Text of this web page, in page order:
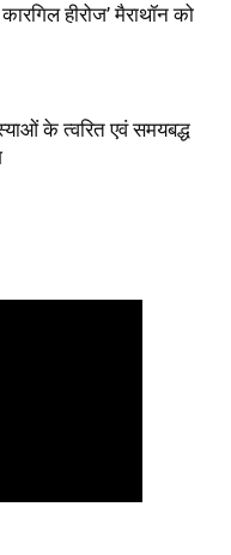
हीरोज’ मैराथॉन को
के त्वरित एवं समयबद्ध